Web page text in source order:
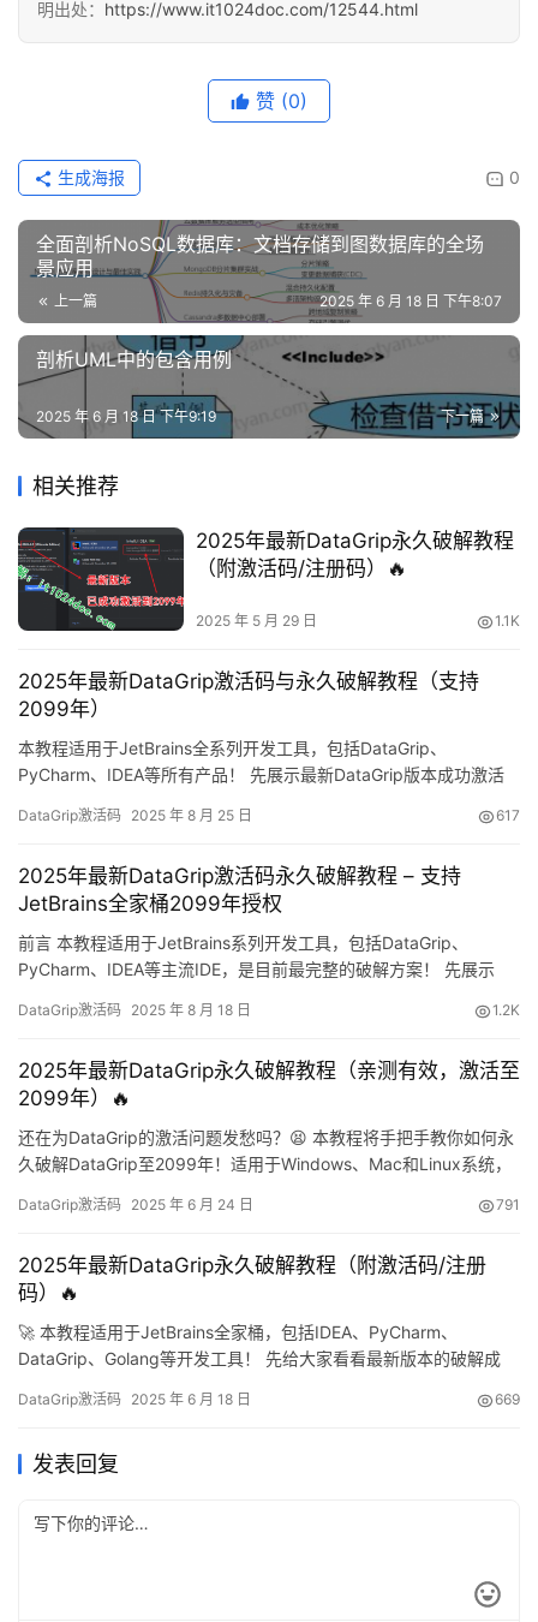
明出处： https://www.it1024doc.com/12544.html
赞 (0)
0
生成海报
全面剖析NoSQL数据库：文档存储到图数据库的全场
景应用
上一篇 2025 年 6 月 18 日 下午8:07
剖析UML中的包含用例
下一篇
2025 年 6 月 18 日 下午9:19
相关推荐
2025年最新DataGrip永久破解教程
（附激活码/注册码）🔥
2025 年 5 月 29 日 1.1K
2025年最新DataGrip激活码与永久破解教程（支持
2099年）
本教程适用于JetBrains全系列开发工具，包括DataGrip、
PyCharm、IDEA等所有产品！ 先展示最新DataGrip版本成功激活
过详细的图文指引，一步步教你如何将DataGrip永久激活至2099
Windows、Mac…
DataGrip激活码 2025 年 8 月 25 日 617
2025年最新DataGrip激活码永久破解教程 – 支持
JetBrains全家桶2099年授权
前言 本教程适用于JetBrains系列开发工具，包括DataGrip、
PyCharm、IDEA等主流IDE，是目前最完整的破解方案！ 先展示
年，彻底解决激活问题！ 下面将通过详细的图文指导，一步步教你
Windows/Mac/Lin…
DataGrip激活码 2025 年 8 月 18 日 1.2K
2025年最新DataGrip永久破解教程（亲测有效，激活至
2099年）🔥
还在为DataGrip的激活问题发愁吗？😫 本教程将手把手教你如何永
久破解DataGrip至2099年！适用于Windows、Mac和Linux系统，
如果你还没安装DataGrip，先到官网下载最新版本：
DataGrip激活码 2025 年 6 月 24 日 791
2025年最新DataGrip永久破解教程（附激活码/注册
码）🔥
🚀 本教程适用于JetBrains全家桶，包括IDEA、PyCharm、
DataGrip、Golang等开发工具！ 先给大家看看最新版本的破解成
步骤，手把手教你如何永久激活DataGrip。这个方法同样适用于旧
搞定！ 第一…
DataGrip激活码 2025 年 6 月 18 日 669
发表回复